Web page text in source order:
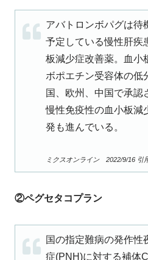
アバトロンボパグは待
予定している慢性肝疾
板減少症改善薬。血小
ボポエチン受容体の低
国、欧州、中国で承認
慢性免疫性の血小板減
発も進んでいる。
ミクスオンライン 2022/9/16 引
②ペグセタコプラン
国の指定難病の発作性
症(PNH)に対する補体